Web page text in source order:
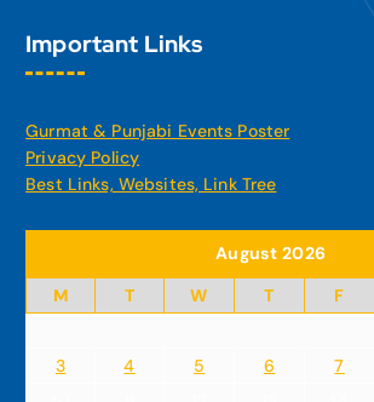
Important Links
Gurmat & Punjabi Events Poster
Privacy Policy
Best Links, Websites, Link Tree
August 2026
M
T W T F
3
4 5 6 7